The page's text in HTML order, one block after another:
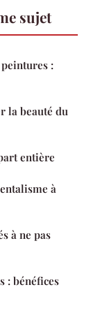
sujet
:
la beauté du
entière
à
à ne pas
: bénéfices